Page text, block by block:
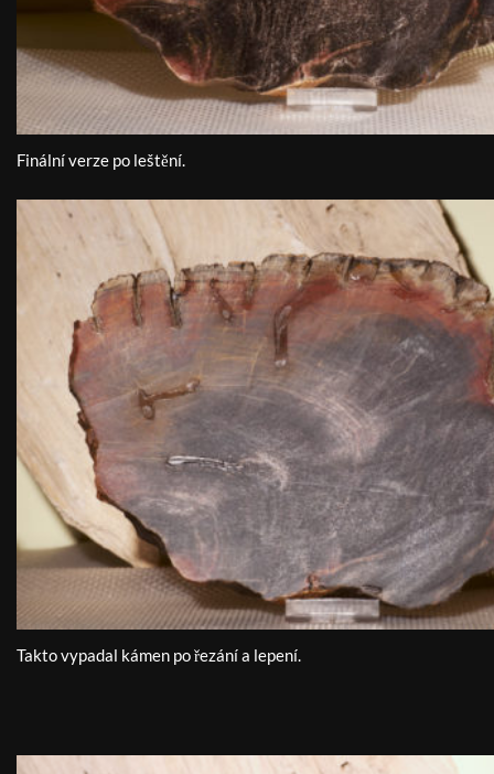
Finální verze po leštění.
Takto vypadal kámen po řezání a lepení.